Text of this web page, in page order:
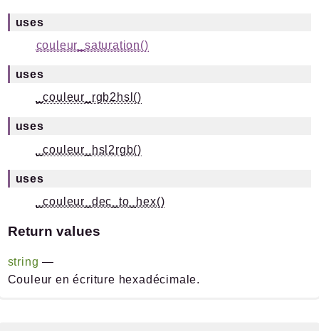
uses
couleur_saturation()
uses
_couleur_rgb2hsl()
uses
_couleur_hsl2rgb()
uses
_couleur_dec_to_hex()
Return values
string —
Couleur en écriture hexadécimale.